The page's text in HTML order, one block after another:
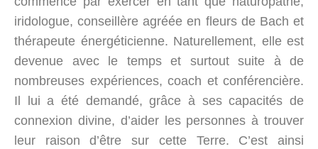
iridologue, conseillère agréée en fleurs de Bach et
thérapeute énergéticienne. Naturellement, elle est
devenue avec le temps et surtout suite à de
nombreuses expériences, coach et conférencière.
Il lui a été demandé, grâce à ses capacités de
connexion divine, d’aider les personnes à trouver
leur raison d’être sur cette Terre. C’est ainsi